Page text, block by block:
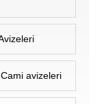
avizeleri